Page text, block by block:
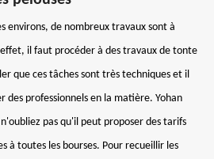
environs, de nombreux travaux sont à
il faut procéder à des travaux de tonte
que ces tâches sont très techniques et il
des professionnels en la matière. Yohan
pas qu'il peut proposer des tarifs
à toutes les bourses. Pour recueillir les